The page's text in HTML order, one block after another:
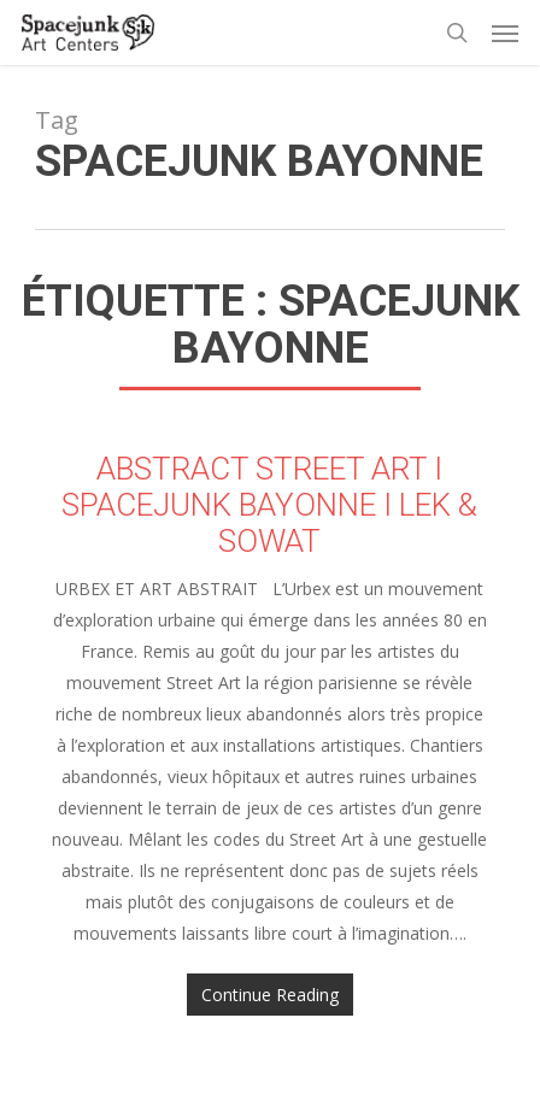
Skip
contentTag
SPACEJUNK BAYONNE
ÉTIQUETTE : SPACEJUNK
BAYONNE
ABSTRACT STREET ART I
SPACEJUNK BAYONNE I LEK &
SOWAT
URBEX ET ART ABSTRAIT L’Urbex est un mouvement
d’exploration urbaine qui émerge dans les années 80 en
France. Remis au goût du jour par les artistes du
mouvement Street Art la région parisienne se révèle
riche de nombreux lieux abandonnés alors très propice
à l’exploration et aux installations artistiques. Chantiers
abandonnés, vieux hôpitaux et autres ruines urbaines
deviennent le terrain de jeux de ces artistes d’un genre
nouveau. Mêlant les codes du Street Art à une gestuelle
abstraite. Ils ne représentent donc pas de sujets réels
mais plutôt des conjugaisons de couleurs et de
mouvements laissants libre court à l’imagination….
Continue Reading